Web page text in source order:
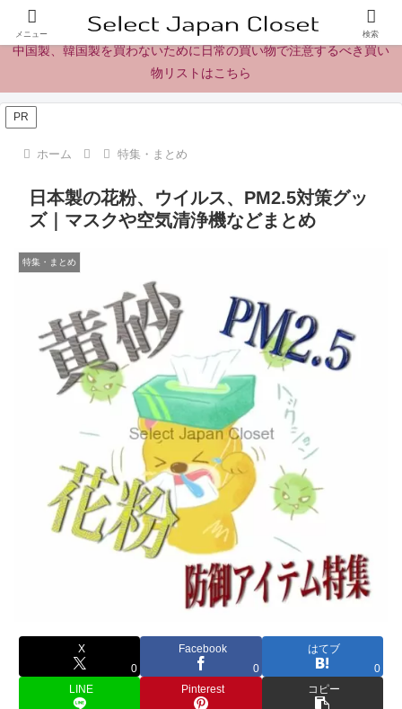
日本製の商品、製品、食品レビューとニュース
中国製、韓国製を買わないために日常の買い物で注意するべき買い
物リストはこちら
PR
ホーム 特集・まとめ
日本製の花粉、ウイルス、PM2.5対策グッ
ズ｜マスクや空気清浄機などまとめ
特集・まとめ
X
0
Facebook
0
はてブ
0
LINE
Pinterest コピー
メニュー 検索